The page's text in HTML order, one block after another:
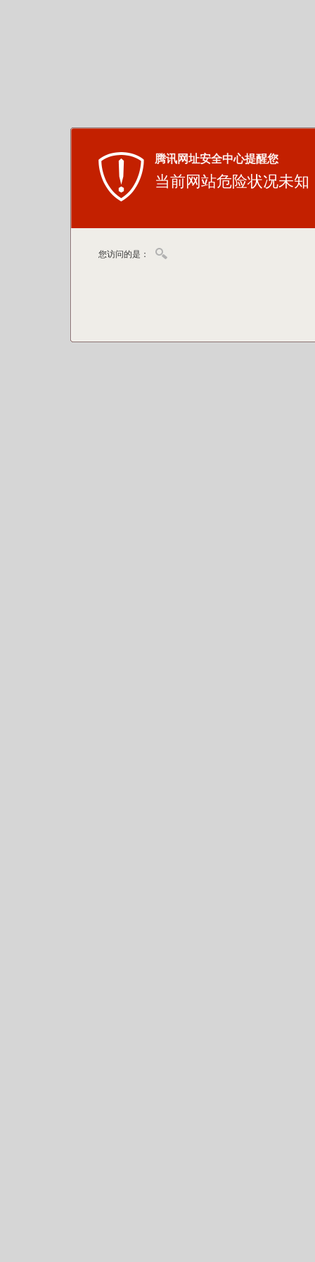
腾讯网址安全中心提醒您
当前网站危险状况未知
您访问的是：